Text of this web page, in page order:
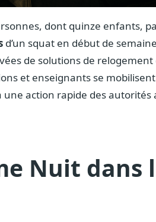
dont quinze enfants,
d’un squat en début de
de solutions de
et enseignants se
une action rapide des
Nuit dans